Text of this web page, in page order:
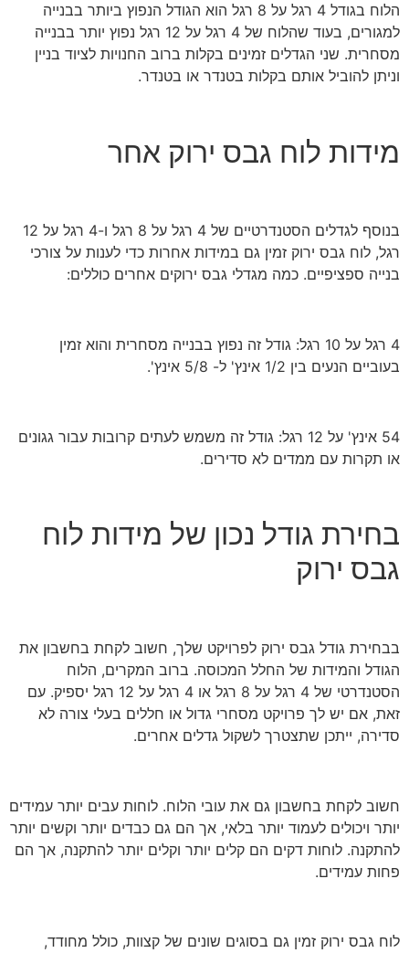
הלוח בגודל 4 רגל על 8 רגל הוא הגודל הנפוץ ביותר בבנייה
למגורים, בעוד שהלוח של 4 רגל על 12 רגל נפוץ יותר בבנייה
מסחרית. שני הגדלים זמינים בקלות ברוב החנויות לציוד בניין
וניתן להוביל אותם בקלות בטנדר או בטנדר.
מידות לוח גבס ירוק אחר
בנוסף לגדלים הסטנדרטיים של 4 רגל על 8 רגל ו-4 רגל על 12
רגל, לוח גבס ירוק זמין גם במידות אחרות כדי לענות על צורכי
בנייה ספציפיים. כמה מגדלי גבס ירוקים אחרים כוללים:
4 רגל על 10 רגל: גודל זה נפוץ בבנייה מסחרית והוא זמין
בעוביים הנעים בין 1/2 אינץ' ל- 5/8 אינץ'.
54 אינץ' על 12 רגל: גודל זה משמש לעתים קרובות עבור גגונים
או תקרות עם ממדים לא סדירים.
בחירת גודל נכון של מידות לוח
גבס ירוק
בבחירת גודל גבס ירוק לפרויקט שלך, חשוב לקחת בחשבון את
הגודל והמידות של החלל המכוסה. ברוב המקרים, הלוח
הסטנדרטי של 4 רגל על 8 רגל או 4 רגל על 12 רגל יספיק. עם
זאת, אם יש לך פרויקט מסחרי גדול או חללים בעלי צורה לא
סדירה, ייתכן שתצטרך לשקול גדלים אחרים.
חשוב לקחת בחשבון גם את עובי הלוח. לוחות עבים יותר עמידים
יותר ויכולים לעמוד יותר בלאי, אך הם גם כבדים יותר וקשים יותר
להתקנה. לוחות דקים הם קלים יותר וקלים יותר להתקנה, אך הם
פחות עמידים.
לוח גבס ירוק זמין גם בסוגים שונים של קצוות, כולל מחודד,